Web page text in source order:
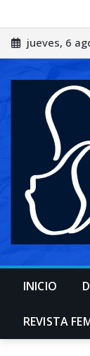
Saltar
al
jueves, 6
INICIO
REVISTA